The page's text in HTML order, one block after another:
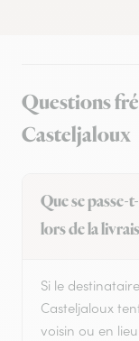
Questions
Casteljaloux
Que se passe-
lors de la
Si le
Casteljaloux
voisin ou en